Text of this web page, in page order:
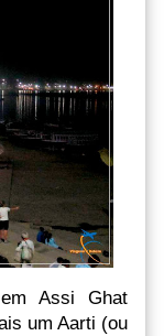
Assi Ghat
um Aarti (ou